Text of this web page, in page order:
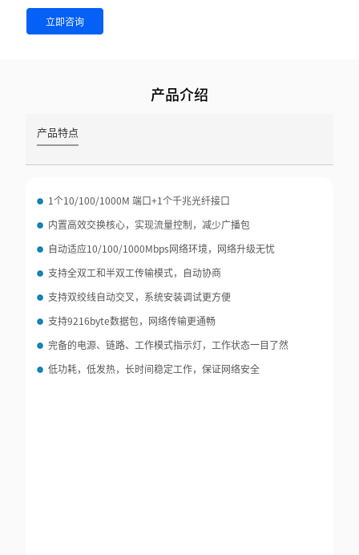
立即咨询
产品介绍
产品特点
1个10/100/1000M 端口+1个千兆光纤接口
内置高效交换核心，实现流量控制，减少广播包
自动适应10/100/1000Mbps网络环境，网络升级无忧
支持全双工和半双工传输模式，自动协商
支持双绞线自动交叉，系统安装调试更方便
支持9216byte数据包，网络传输更通畅
完备的电源、链路、工作模式指示灯，工作状态一目了然
低功耗，低发热，长时间稳定工作，保证网络安全